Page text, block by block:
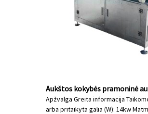
Aukštos kokybės pramoninė
Apžvalga Greita informacija
arba pritaikyta galia (W): 14kw